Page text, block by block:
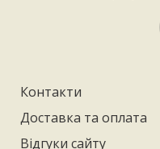
Контакти
Доставка та оплата
Відгуки сайту